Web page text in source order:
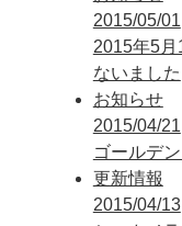
2015/05/01
2015年5月
ないました
お知らせ
2015/04/21
ゴールデ
更新情報
2015/04/13